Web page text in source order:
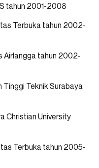
tahun 2001-2008
Terbuka tahun 2002-
Airlangga tahun 2002-
Tinggi Teknik Surabaya
Christian University
Terbuka tahun 2005-